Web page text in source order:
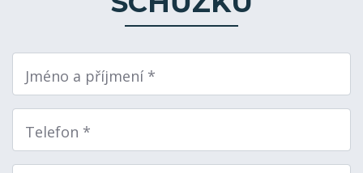
Jméno a příjmení *
Telefon *